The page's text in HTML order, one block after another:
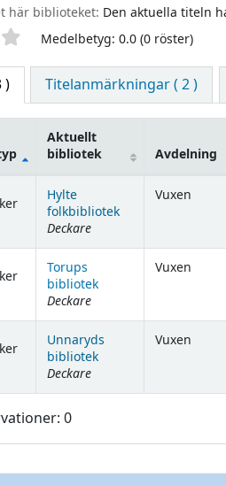
här biblioteket: Den aktuella titeln
Medelbetyg: 0.0 (0 röster)
) Titelanmärkningar ( 2 )
Aktuellt
bibliotek
Avdelning
Hylte
folkbibliotek
Deckare
Vuxen
Torups
bibliotek
Deckare
Vuxen
Unnaryds
bibliotek
Deckare
Vuxen
0